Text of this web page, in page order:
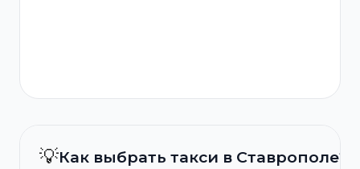
💡Как выбрать такси в Ставрополе?